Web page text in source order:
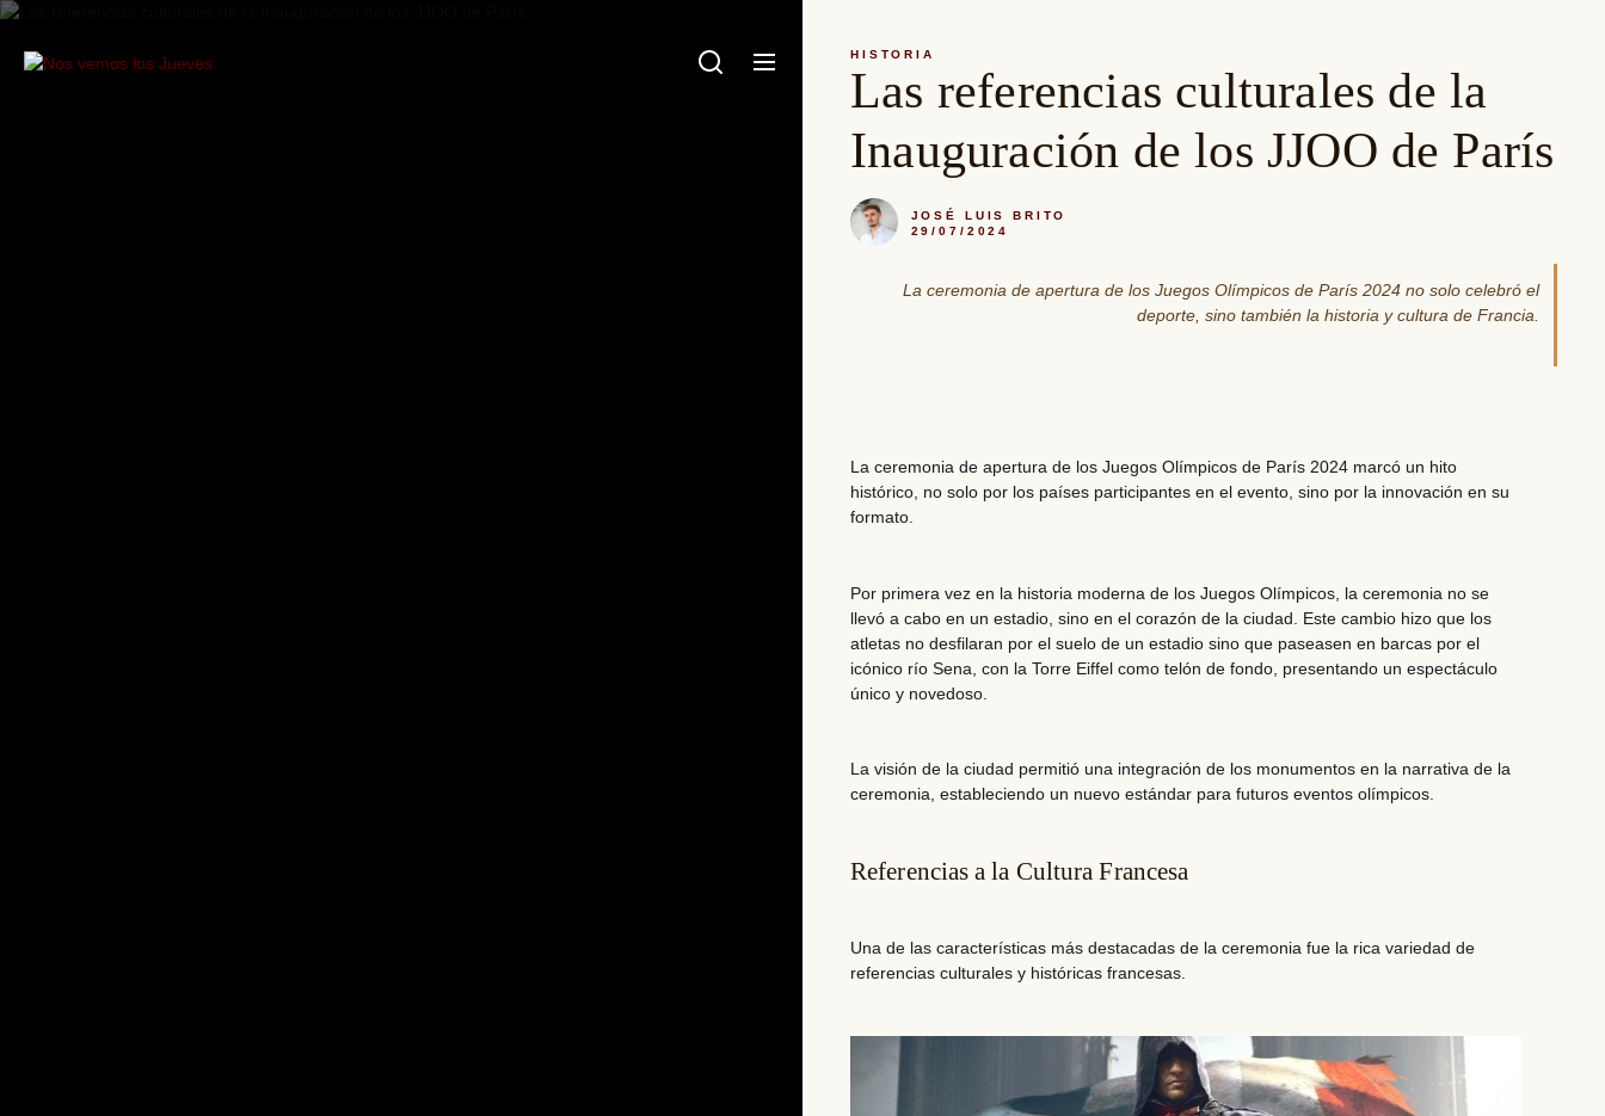
Saltar
contenido
Nos
HISTORIA
Las referencias culturales de la
Inauguración de los JJOO de París
JOSÉ LUIS BRITO
29/07/2024
La ceremonia de apertura de los Juegos Olímpicos de París 2024 no solo celebró el
deporte, sino también la historia y cultura de Francia.
La ceremonia de apertura de los Juegos Olímpicos de París 2024 marcó un hito
histórico, no solo por los países participantes en el evento, sino por la innovación en su
formato.
Por primera vez en la historia moderna de los Juegos Olímpicos, la ceremonia no se
llevó a cabo en un estadio, sino en el corazón de la ciudad. Este cambio hizo que los
atletas no desfilaran por el suelo de un estadio sino que paseasen en barcas por el
icónico río Sena, con la Torre Eiffel como telón de fondo, presentando un espectáculo
único y novedoso.
La visión de la ciudad permitió una integración de los monumentos en la narrativa de la
ceremonia, estableciendo un nuevo estándar para futuros eventos olímpicos.
Referencias a la Cultura Francesa
Una de las características más destacadas de la ceremonia fue la rica variedad de
referencias culturales y históricas francesas.